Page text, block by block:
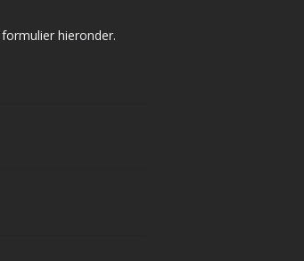
hieronder.